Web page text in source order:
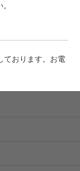
ております。お電